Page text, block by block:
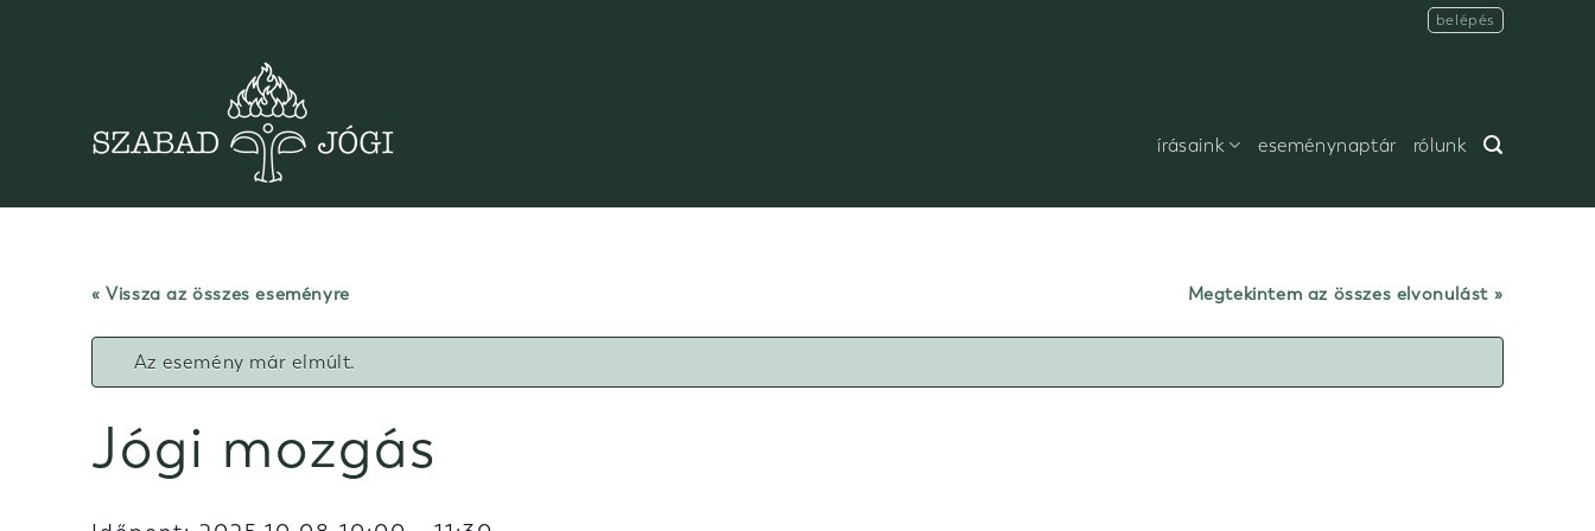
belépés
írásaink eseménynaptár rólunk
« Vissza az összes eseményre Megtekintem az összes elvonulást
Az esemény már elmúlt.
Jógi mozgás